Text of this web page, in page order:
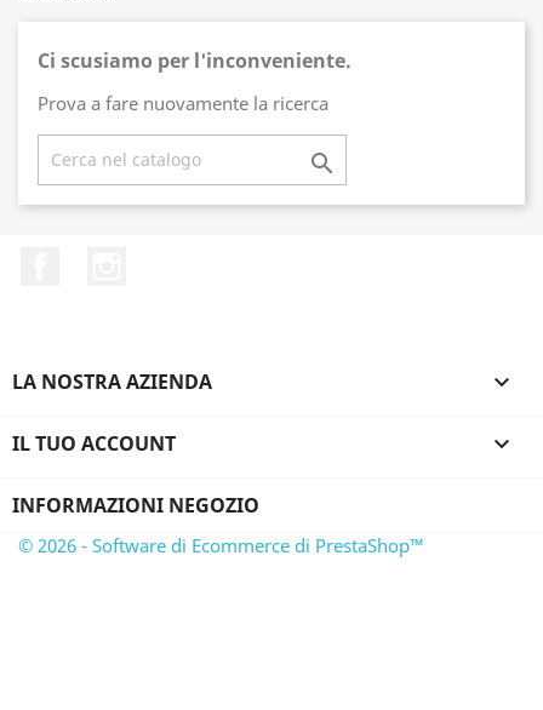
Ci scusiamo per l'inconveniente.
Prova a fare nuovamente la ricerca

LA NOSTRA AZIENDA 
IL TUO ACCOUNT 
INFORMAZIONI NEGOZIO
© 2026 - Software di Ecommerce di PrestaShop™